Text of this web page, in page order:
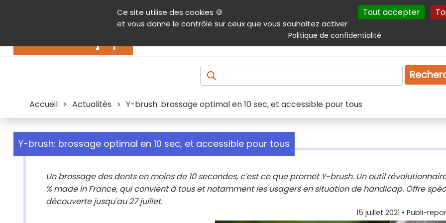
Ce site utilise des cookies 🍪
et vous donne le contrôle sur ceux que vous souhaitez activer
Tout accepter
Politique de confidentialité
Contenu Aide et accessibilité Menu principal Autres services Plan du site
Produits & services Emploi Droit
Accueil > Actualités > Y-brush: brossage optimal en 10 sec, et accessible pour tous
Y-brush: brossage optimal en 10 sec, et accessible pour tous
Un brossage des dents en moins de 10 secondes, c'est ce que promet Y-brush. Un outil
% made in France, qui convient à tous et notamment les usagers en situation de handicap. Offre
découverte jusqu'au 27 juillet.
15 juillet 2021 • Publi-